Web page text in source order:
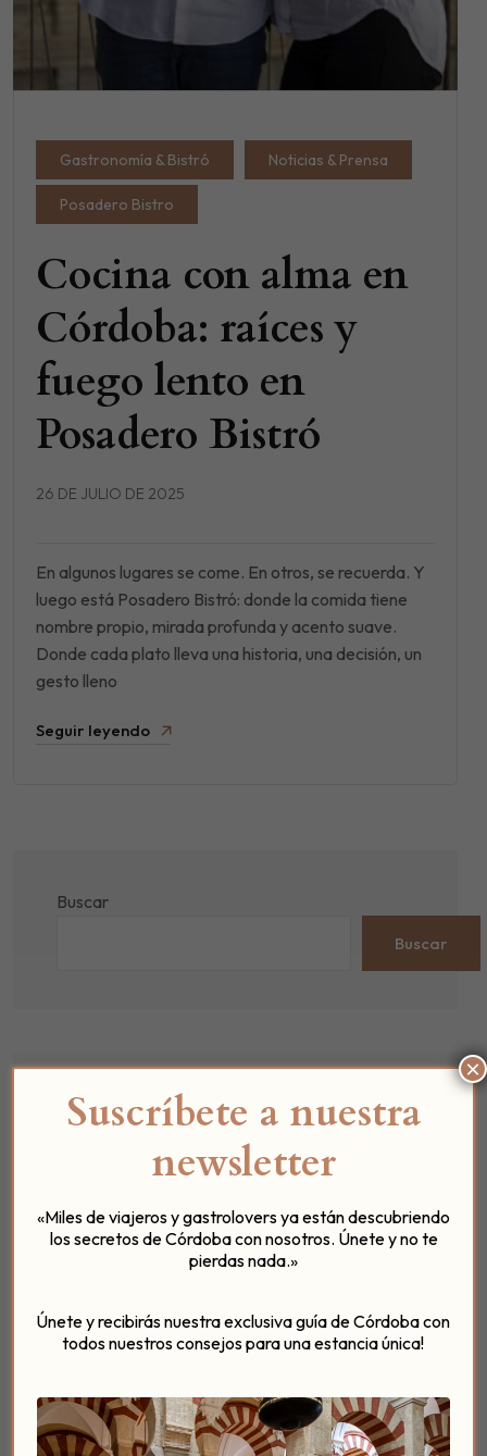
Gastronomía & Bistró Noticias & Prensa
Posadero Bistro
Cocina con alma en
Córdoba: raíces y
fuego lento en
Posadero Bistró
26 DE JULIO DE 2025
En algunos lugares se come. En otros, se recuerda. Y
luego está Posadero Bistró: donde la comida tiene
nombre propio, mirada profunda y acento suave.
Donde cada plato lleva una historia, una decisión, un
gesto lleno
Seguir leyendo
Buscar
Buscar
Categorías
Experiencias en Patio del Posadero
Eventos Singulares
Curiosidades de Córdoba
Noticias y Novedades del Hotel
Colaboraciones para tu Bienestar
Historias desde el Umbral (Podcast)
Suscríbete a nuestra
newsletter
«Miles de viajeros y gastrolovers ya están descubriendo
los secretos de Córdoba con nosotros. Únete y no te
pierdas nada.»
Únete y recibirás nuestra exclusiva guía de Córdoba con
todos nuestros consejos para una estancia única!
×